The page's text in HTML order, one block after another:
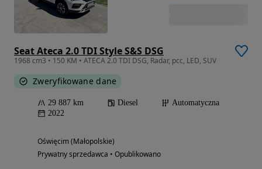
Seat Ateca 2.0 TDI Style S&S DSG
1968 cm3 • 150 KM • ATECA 2.0 TDI DSG, Radar, pcc, LED, SUV
Zweryfikowane dane
29 887 km Diesel
Automatyczna
2022
Oświęcim (Małopolskie)
Prywatny sprzedawca • Opublikowano